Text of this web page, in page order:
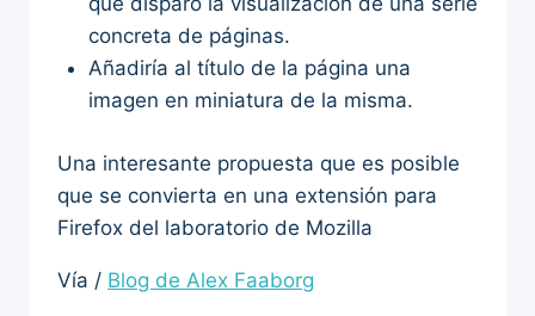
concreta de páginas.
Añadiría al título de la página una
imagen en miniatura de la misma.
Una interesante propuesta que es posible
que se convierta en una extensión para
Firefox del laboratorio de Mozilla
Vía / Blog de Alex Faaborg